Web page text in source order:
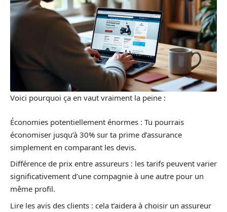
Voici pourquoi ça en vaut vraiment la peine :
Économies potentiellement énormes : Tu pourrais
économiser jusqu’à 30% sur ta prime d’assurance
simplement en comparant les devis.
Différence de prix entre assureurs : les tarifs peuvent varier
significativement d’une compagnie à une autre pour un
même profil.
Lire les avis des clients : cela t’aidera à choisir un assureur